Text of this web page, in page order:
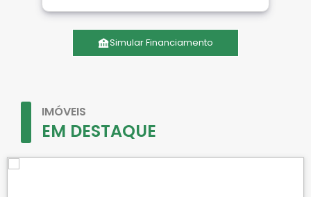
Simular Financiamento
IMÓVEIS
EM DESTAQUE